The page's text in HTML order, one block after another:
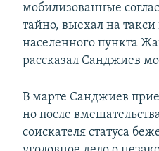
мобилизованные
тайно, выехал на такси
населенного пункта
рассказал Санджиев
В марте Санджиев
но после
соискателя статуса